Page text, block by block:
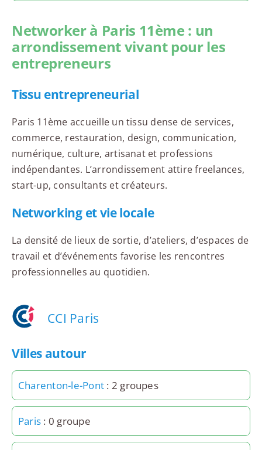
Networker à Paris 11ème : un
arrondissement vivant pour les
entrepreneurs
Tissu entrepreneurial
Paris 11ème accueille un tissu dense de services,
commerce, restauration, design, communication,
numérique, culture, artisanat et professions
indépendantes. L’arrondissement attire freelances,
start-up, consultants et créateurs.
Networking et vie locale
La densité de lieux de sortie, d’ateliers, d’espaces de
travail et d’événements favorise les rencontres
professionnelles au quotidien.
CCI Paris
Villes autour
Charenton-le-Pont : 2 groupes
Paris : 0 groupe